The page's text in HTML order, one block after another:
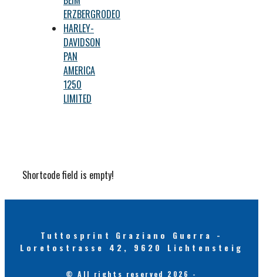
ERZBERGRODEO
HARLEY-
DAVIDSON
PAN
AMERICA
1250
LIMITED
Shortcode field is empty!
Tuttosprint Graziano Guerra -
Loretostrasse 42, 9620 Lichtensteig
© All rights reserved 2026 -